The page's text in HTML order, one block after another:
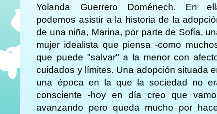
Yolanda Guerrero Doménech. En
podemos asistir a la historia de la
de una niña, Marina, por parte de Sofía,
mujer idealista que piensa -como
que puede "salvar" a la menor con
cuidados y límites. Una adopción situada
una época en la que la sociedad no
consciente -hoy en día creo que
avanzando pero queda mucho por